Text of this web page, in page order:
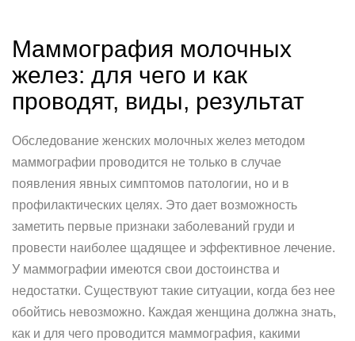
Маммография молочных
желез: для чего и как
проводят, виды, результат
Обследование женских молочных желез методом
маммографии проводится не только в случае
появления явных симптомов патологии, но и в
профилактических целях. Это дает возможность
заметить первые признаки заболеваний груди и
провести наиболее щадящее и эффективное лечение.
У маммографии имеются свои достоинства и
недостатки. Существуют такие ситуации, когда без нее
обойтись невозможно. Каждая женщина должна знать,
как и для чего проводится маммография, какими